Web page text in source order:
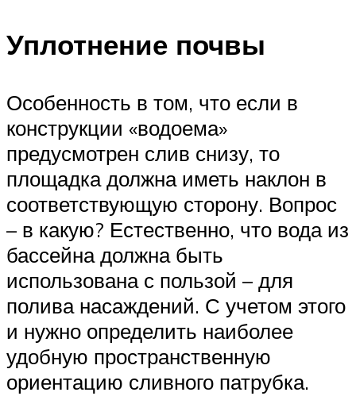
Уплотнение почвы
Особенность в том, что если в
конструкции «водоема»
предусмотрен слив снизу, то
площадка должна иметь наклон в
соответствующую сторону. Вопрос
– в какую? Естественно, что вода из
бассейна должна быть
использована с пользой – для
полива насаждений. С учетом этого
и нужно определить наиболее
удобную пространственную
ориентацию сливного патрубка.